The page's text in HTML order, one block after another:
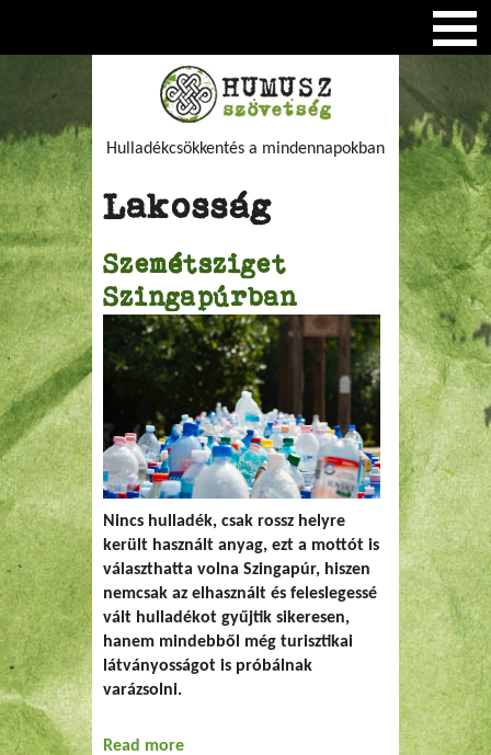
Hulladékcsökkentés a mindennapokban
Lakosság
Szemétsziget
Szingapúrban
Nincs hulladék, csak rossz helyre
került használt anyag, ezt a mottót is
választhatta volna Szingapúr, hiszen
nemcsak az elhasznált és feleslegessé
vált hulladékot gyűjtik sikeresen,
hanem mindebből még turisztikai
látványosságot is próbálnak
varázsolni.
Read more about Szemétsziget Szingapúrban